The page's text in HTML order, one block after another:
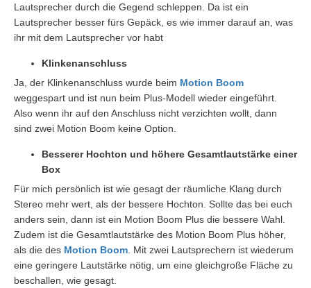
Lautsprecher durch die Gegend schleppen. Da ist ein
Lautsprecher besser fürs Gepäck, es wie immer darauf an, was
ihr mit dem Lautsprecher vor habt
Klinkenanschluss
Ja, der Klinkenanschluss wurde beim Motion Boom
weggespart und ist nun beim Plus-Modell wieder eingeführt.
Also wenn ihr auf den Anschluss nicht verzichten wollt, dann
sind zwei Motion Boom keine Option.
Besserer Hochton und höhere Gesamtlautstärke einer
Box
Für mich persönlich ist wie gesagt der räumliche Klang durch
Stereo mehr wert, als der bessere Hochton. Sollte das bei euch
anders sein, dann ist ein Motion Boom Plus die bessere Wahl.
Zudem ist die Gesamtlautstärke des Motion Boom Plus höher,
als die des Motion Boom . Mit zwei Lautsprechern ist wiederum
eine geringere Lautstärke nötig, um eine gleichgroße Fläche zu
beschallen, wie gesagt.